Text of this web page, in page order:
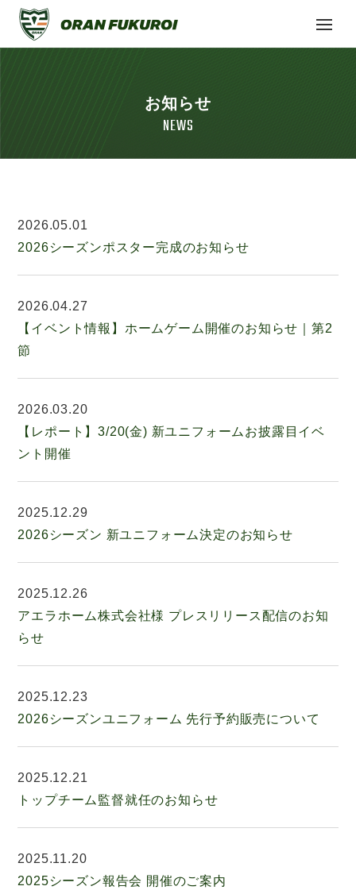
お知らせ
NEWS
2026.05.01
2026シーズンポスター完成のお知らせ
2026.04.27
【イベント情報】ホームゲーム開催のお知らせ｜第2
節
2026.03.20
【レポート】3/20(金) 新ユニフォームお披露目イベ
ント開催
2025.12.29
2026シーズン 新ユニフォーム決定のお知らせ
2025.12.26
アエラホーム株式会社様 プレスリリース配信のお知
らせ
2025.12.23
2026シーズンユニフォーム 先行予約販売について
2025.12.21
トップチーム監督就任のお知らせ
2025.11.20
2025シーズン報告会 開催のご案内